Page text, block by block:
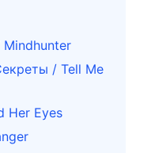
/ Tell Me
Her Eyes